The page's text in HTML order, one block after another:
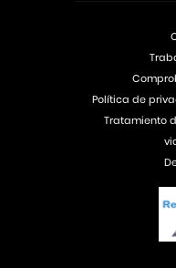
Política de
Tratamiento